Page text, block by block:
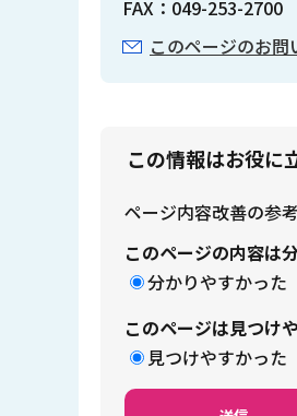
FAX：049-253-2700
このページのお
この情報はお役に
ページ内容改善の参
このページの内容は
分かりやすかった
このページは見つけ
見つけやすかった